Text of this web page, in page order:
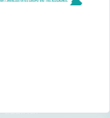
noderīga?